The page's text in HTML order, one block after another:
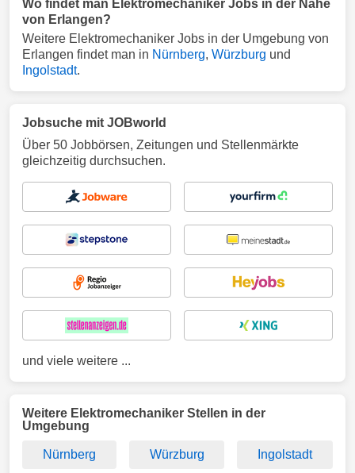
Wo findet man Elektromechaniker Jobs in der Nähe
von Erlangen?
Weitere Elektromechaniker Jobs in der Umgebung von
Erlangen findet man in Nürnberg, Würzburg und
Ingolstadt.
Jobsuche mit JOBworld
Über 50 Jobbörsen, Zeitungen und Stellenmärkte
gleichzeitig durchsuchen.
und viele weitere ...
Weitere Elektromechaniker Stellen in der
Umgebung
Nürnberg Würzburg Ingolstadt